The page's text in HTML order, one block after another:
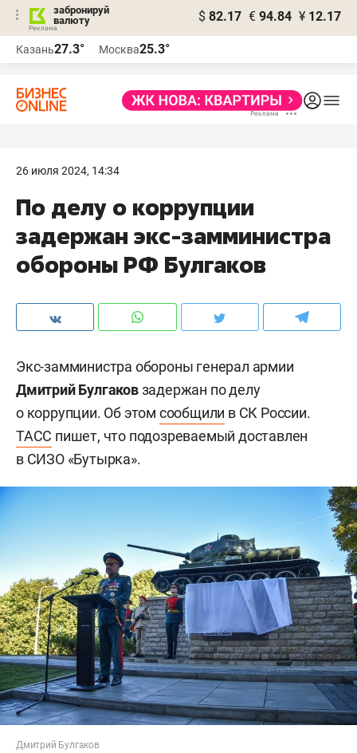
забронируй
валюту
$ 82.17 € 94.84 ¥ 12.17
Казань27.3° Москва25.3°
26 июля 2024, 14:34
По делу о коррупции
задержан экс-замминистра
обороны РФ Булгаков
Экс-замминистра обороны генерал армии
Дмитрий Булгаковзадержан по делу
о коррупции. Об этом сообщили в СК России.
ТАСС пишет, что подозреваемый доставлен
в СИЗО «Бутырка».
Дмитрий Булгаков